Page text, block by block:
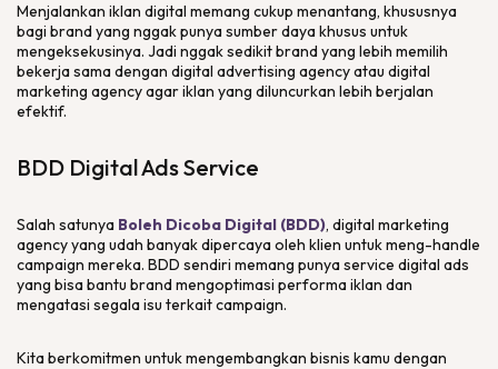
Menjalankan iklan digital memang cukup menantang, khususnya
bagi brandyang nggak punya sumber daya khusus untuk
mengeksekusinya. Jadi nggak sedikitbrandyang lebih memilih
bekerja sama dengan digital advertising agencyatau digital
marketing agencyagar iklan yang diluncurkan lebih berjalan
efektif.
BDD Digital Ads Service
Salah satunya Boleh Dicoba Digital (BDD), digital marketing
agencyyang udah banyak dipercaya oleh klien untuk meng-handle
campaign mereka. BDD sendiri memang punyaservice digital ads
yang bisa bantu brandmengoptimasi performa iklan dan
mengatasi segala isu terkaitcampaign.
Kita berkomitmen untuk mengembangkan bisnis kamu dengan